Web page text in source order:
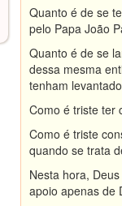
Quanto é de se
pelo Papa João
Quanto é de se
dessa mesma
tenham
Como é triste ter
Como é triste
quando se trata
Nesta hora,
apoio apenas de